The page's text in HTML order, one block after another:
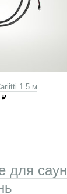
1.5 м
₽
для саун